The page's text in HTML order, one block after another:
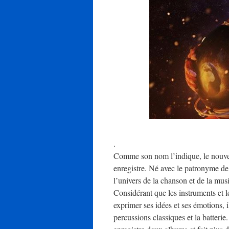
.
Comme son nom l’indique, le
enregistre. Né avec le patronyme
l’univers de la chanson et de la
Considérant que les instruments et
exprimer ses idées et ses
percussions classiques et la